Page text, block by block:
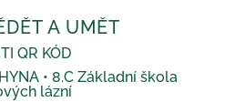
A UMĚT
QR KÓD
• 8.C Základní škola
lázní